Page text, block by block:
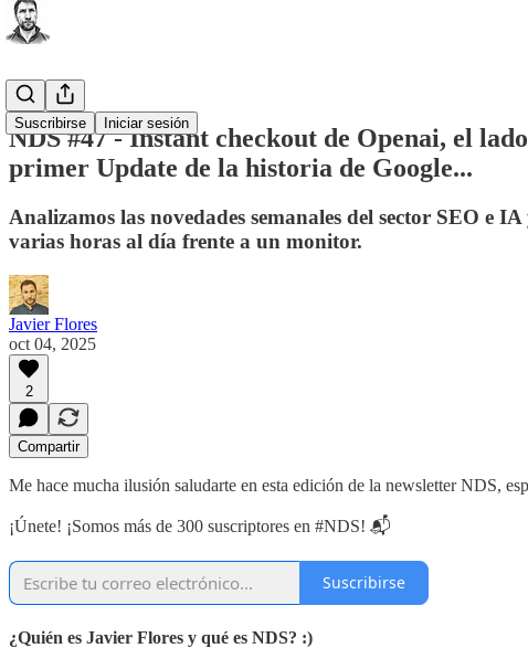
Suscribirse Iniciar sesión
NDS #47 - Instant checkout de Openai, el
primer Update de la historia de Google...
Analizamos las novedades semanales del sector SEO e
varias horas al día frente a un monitor.
Javier Flores
oct 04, 2025
2
Compartir
Me hace mucha ilusión saludarte en esta edición de la newsletter NDS,
¡Únete! ¡Somos más de 300 suscriptores en #NDS! 📬
Suscribirse
¿Quién es Javier Flores y qué es NDS? :)